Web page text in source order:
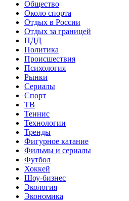
Общество
Около спорта
Отдых в России
Отдых за границей
ПДД
Политика
Происшествия
Психология
Рынки
Сериалы
Спорт
ТВ
Теннис
Технологии
Тренды
Фигурное катание
Фильмы и сериалы
Футбол
Хоккей
Шоу-бизнес
Экология
Экономика